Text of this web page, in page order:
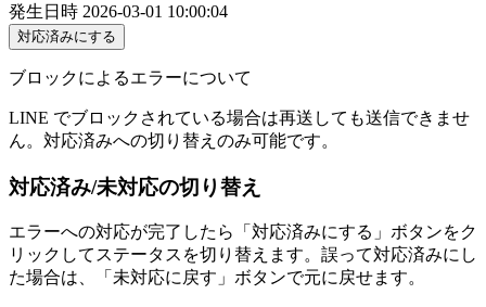
発生日時 2026-03-01 10:00:04
対応済みにする
ブロックによるエラーについて
LINE でブロックされている場合は再送しても送信できませ
ん。対応済みへの切り替えのみ可能です。
対応済み/未対応の切り替え
エラーへの対応が完了したら「対応済みにする」ボタンをク
リックしてステータスを切り替えます。誤って対応済みにし
た場合は、「未対応に戻す」ボタンで元に戻せます。